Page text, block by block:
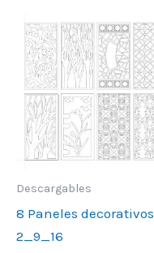
Descargables
8 Paneles decorativos
2_9_16